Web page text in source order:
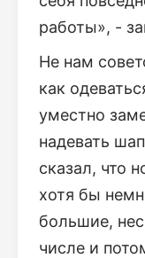
работы», -
Не нам
как
уместно
надевать
сказал, что
хотя бы
большие,
числе и